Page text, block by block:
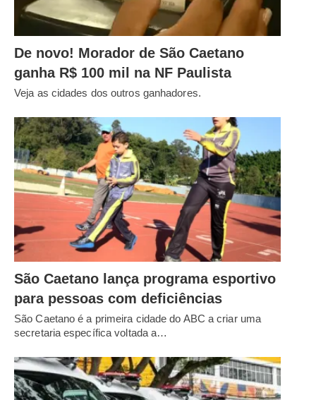
De novo! Morador de São Caetano
ganha R$ 100 mil na NF Paulista
Veja as cidades dos outros ganhadores.
São Caetano lança programa esportivo
para pessoas com deficiências
São Caetano é a primeira cidade do ABC a criar uma
secretaria específica voltada a…